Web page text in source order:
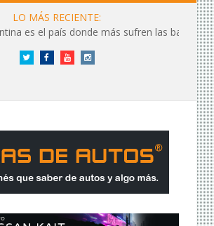
LO MÁS RECIENTE:
es el país donde más sufren las baterías?
Twitter FacebookYouTubeInstagram